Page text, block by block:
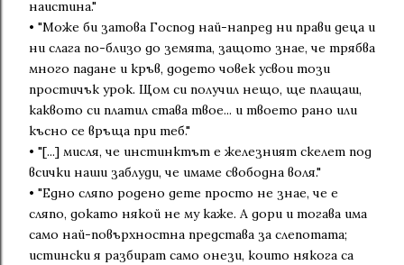
наистина."
• "Може би затова Господ най-напред ни прави деца и
ни слага по-близо до земята, защото знае, че трябва
много падане и кръв, додето човек усвои този
простичък урок. Щом си получил нещо, ще плащаш,
каквото си платил става твое... и твоето рано или
късно се връща при теб."
• "[...] мисля, че инстинктът е железният скелет под
всички наши заблуди, че имаме свободна воля."
• "Едно сляпо родено дете просто не знае, че е
сляпо, докато някой не му каже. А дори и тогава има
само най-повърхностна представа за слепотата;
истински я разбират само онези, които някога са